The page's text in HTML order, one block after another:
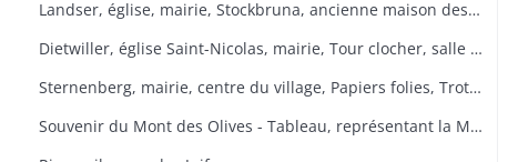
Landser, église, mairie, Stockbruna, ancienne maison des sœurs, Monastère St-Alphonse
Dietwiller, église Saint-Nicolas, mairie, Tour clocher, salle des fêtes
Sternenberg, mairie, centre du village, Papiers folies, Trotta Hisla
Souvenir du Mont des Olives - Tableau, représentant la Mort, à l'entrée du dortoir peint par Père M. Joseph (Baron de Géramb, général autrichien, mort en 1848 comme procurateur des Trappistes).